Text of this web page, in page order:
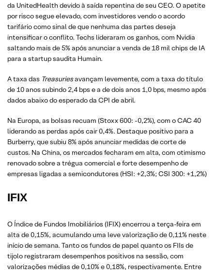
da UnitedHealth devido à saída repentina de seu CEO. O apetite
por risco segue elevado, com investidores vendo o acordo
tarifário como sinal de que nenhuma das partes deseja
intensificar o conflito. Techs lideraram os ganhos, com Nvidia
saltando mais de 5% após anunciar a venda de 18 mil chips de IA
para a startup saudita Humain.
A taxa das Treasuriesavançam levemente, com a taxa do título
de 10 anos subindo 2,4 bps e a de dois anos 1,0 bps, mesmo após
dados abaixo do esperado da CPI de abril.
Na Europa, as bolsas recuam (Stoxx 600: -0,2%), com o CAC 40
liderando as perdas após cair 0,4%. Destaque positivo para a
Burberry, que subiu 8% após anunciar medidas de corte de
custos. Na China, os mercados fecharam em alta, com otimismo
renovado sobre a trégua comercial e forte desempenho de
empresas ligadas a semicondutores (HSI: +2,3%; CSI 300: +1,2%)
IFIX
O Índice de Fundos Imobiliários (IFIX) encerrou a terça-feira em
alta de 0,15%, acumulando uma leve valorização de 0,11% neste
início de semana. Tanto os fundos de papel quanto os FIIs de
tijolo registraram desempenhos positivos na sessão, com
valorizações médias de 0,10% e 0,18%, respectivamente. Entre